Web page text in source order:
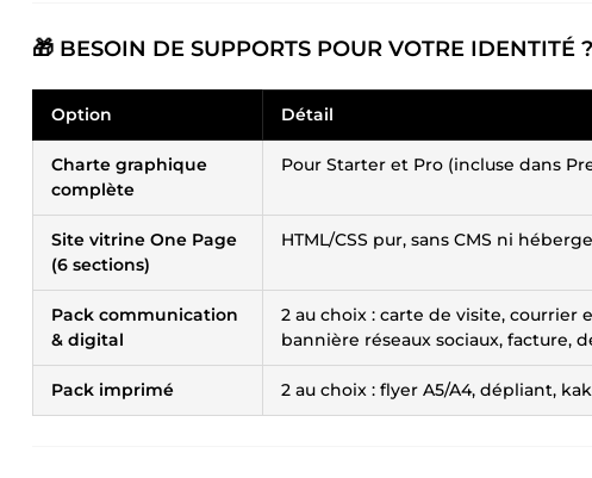
🎁 BESOIN DE SUPPORTS POUR VOTRE IDENTITÉ ?
Option Détail
Charte graphique
complète
Pour Starter et Pro (incluse dans
Site vitrine One Page
(6 sections)
HTML/CSS pur, sans CMS ni
Pack communication
& digital
2 au choix : carte de visite, courrier
bannière réseaux sociaux, facture,
Pack imprimé 2 au choix : flyer A5/A4, dépliant,